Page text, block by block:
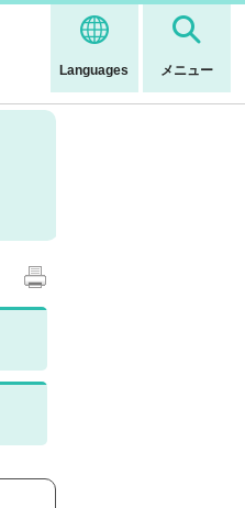
Languages メニュー